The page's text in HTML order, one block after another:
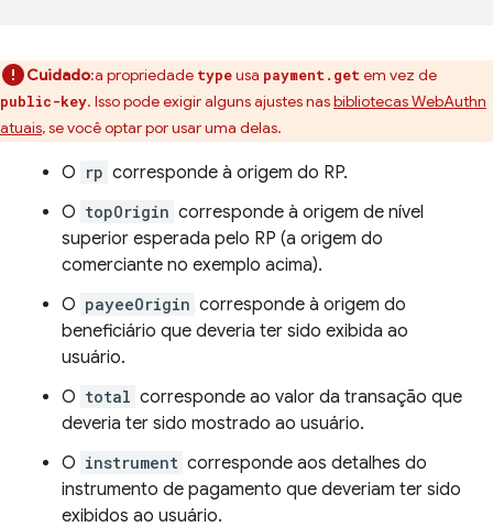
Cuidado:a propriedade typeusa payment.getem vez de
public-key. Isso pode exigir alguns ajustes nasbibliotecas WebAuthn
atuais, se você optar por usar uma delas.
O rp corresponde à origem do RP.
O topOrigin corresponde à origem de nível
superior esperada pelo RP (a origem do
comerciante no exemplo acima).
O payeeOrigin corresponde à origem do
beneficiário que deveria ter sido exibida ao
usuário.
O total corresponde ao valor da transação que
deveria ter sido mostrado ao usuário.
O instrument corresponde aos detalhes do
instrumento de pagamento que deveriam ter sido
exibidos ao usuário.